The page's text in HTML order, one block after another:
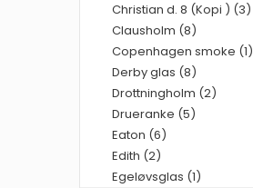
Christian d. 8 (Kopi ) (3)
Clausholm (8)
Copenhagen smoke (1)
Derby glas (8)
Drottningholm (2)
Drueranke (5)
Eaton (6)
Edith (2)
Egeløvsglas (1)